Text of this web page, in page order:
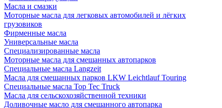
Масла и смазки
Моторные масла для легковых автомобилей и лёгких
грузовиков
Фирменные масла
Универсальные масла
Специализированные масла
Моторные масла для смешанных автопарков
Специальные масла Langzeit
Масла для смешанных парков LKW Leichtlauf Touring
Специальные масла Top Tec Truck
Масла для сельскохозяйственной техники
Доливочные масло для смешанного автопарка